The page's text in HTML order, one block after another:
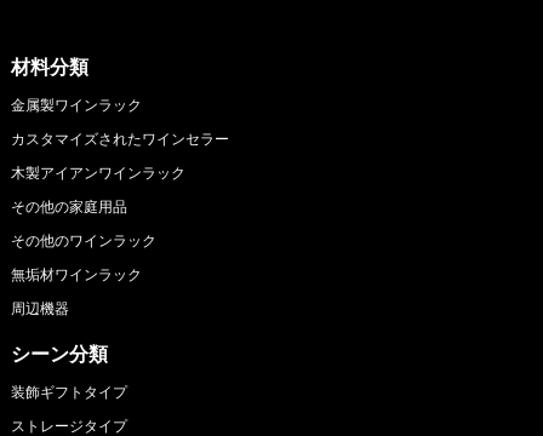
材料分類
金属製ワインラック
カスタマイズされたワインセラー
木製アイアンワインラック
その他の家庭用品
その他のワインラック
無垢材ワインラック
周辺機器
シーン分類
装飾ギフトタイプ
ストレージタイプ